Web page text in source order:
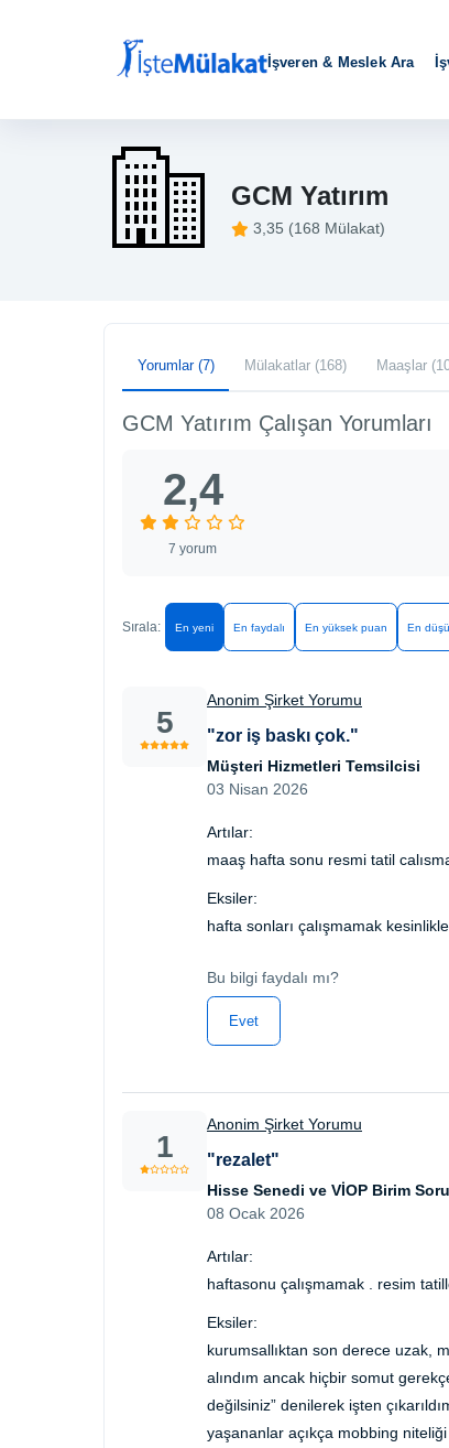
İşveren & Meslek Ara
GCM Yatırım
3,35 (168 Mülakat)
Yorumlar (7) Mülakatlar (168) Maaşlar
GCM Yatırım Çalışan Yorumları
2,4
7 yorum
Sırala: En yeni En faydalı En yüksek puan En
5
Anonim Şirket Yorumu
"zor iş baskı çok."
Müşteri Hizmetleri Temsilcisi
03 Nisan 2026
Artılar:
maaş hafta sonu resmi tatil
Eksiler:
hafta sonları çalışmamak kesinlikle
Bu bilgi faydalı mı?
Evet
1
Anonim Şirket Yorumu
"rezalet"
Hisse Senedi ve VİOP Birim
08 Ocak 2026
Artılar:
haftasonu çalışmamak . resim
Eksiler:
kurumsallıktan son derece uzak,
alındım ancak hiçbir somut
değilsiniz” denilerek işten
yaşananlar açıkça mobbing